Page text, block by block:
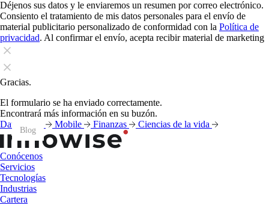
Déjenos sus datos y le enviaremos un resumen por correo electrónico.
Consiento el tratamiento de mis datos personales para el envío de
material publicitario personalizado de conformidad con la Política de
privacidad. Al confirmar el envío, acepta recibir material de marketing
Gracias.
El formulario se ha enviado correctamente.
Encontrará más información en su buzón.
Datos
Mobile Finanzas Ciencias de la vida
Conócenos
Servicios
Tecnologías
Industrias
Cartera
Blog
Blog
Blog
Blog
Blog
Blog
Blog
Blog
Blog
Blog
Blog
Blog